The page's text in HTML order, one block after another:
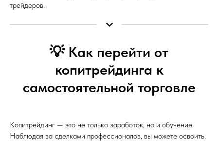
трейдеров.
💡 Как перейти от
копитрейдинга к
самостоятельной торговле
Копитрейдинг — это не только заработок, но и обучение.
Наблюдая за сделками профессионалов, вы можете освоить: